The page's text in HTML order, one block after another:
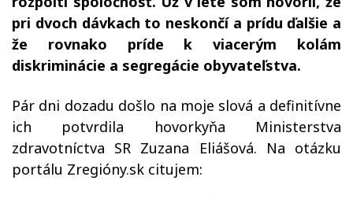
pri dvoch dávkach to neskončí a prídu ďalšie a
že rovnako príde k viacerým kolám
diskriminácie a segregácie obyvateľstva.
Pár dni dozadu došlo na moje slová a definitívne
ich potvrdila hovorkyňa Ministerstva
zdravotníctva SR Zuzana Eliášová. Na otázku
portálu Zregióny.sk citujem: